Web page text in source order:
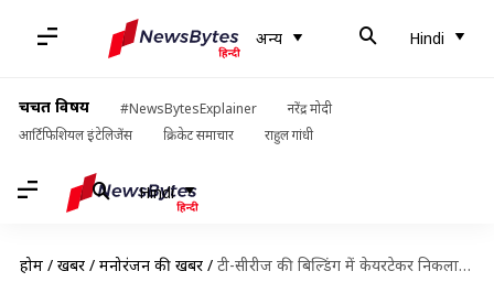
अन्य Hindi
चर्चित विषय #NewsBytesExplainer
नरेंद्र मोदी
आर्टिफिशियल इंटेलिजेंस
क्रिकेट समाचार राहुल गांधी
Hindi
होम / खबरें / मनोरंजन की खबरें / टी-सीरीज की बिल्डिंग में केयरटेकर निकला कोरोना वायरस पॉजीटिव, BMC ने किया सील